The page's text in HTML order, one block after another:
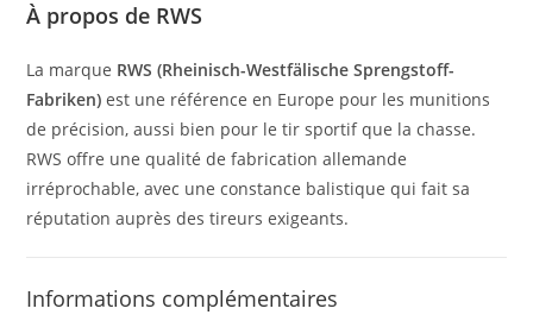
À propos de RWS
La marque RWS (Rheinisch-Westfälische Sprengstoff-
Fabriken) est une référence en Europe pour les munitions
de précision, aussi bien pour le tir sportif que la chasse.
RWS offre une qualité de fabrication allemande
irréprochable, avec une constance balistique qui fait sa
réputation auprès des tireurs exigeants.
Informations complémentaires